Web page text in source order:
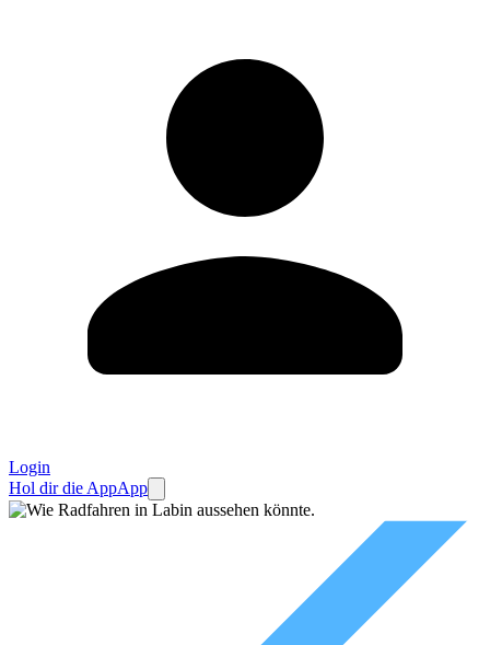
Login
Hol dir die AppApp